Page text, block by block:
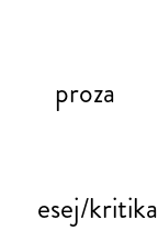
proza
esej/kritika